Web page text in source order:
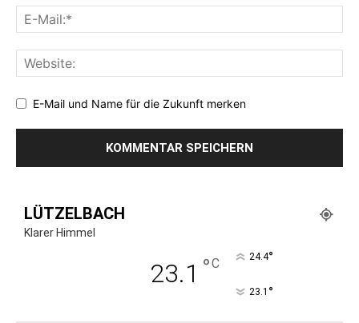
E-Mail und Name für die Zukunft merken
LÜTZELBACH
Klarer Himmel
23.1 °C 24.4°
23.1 °